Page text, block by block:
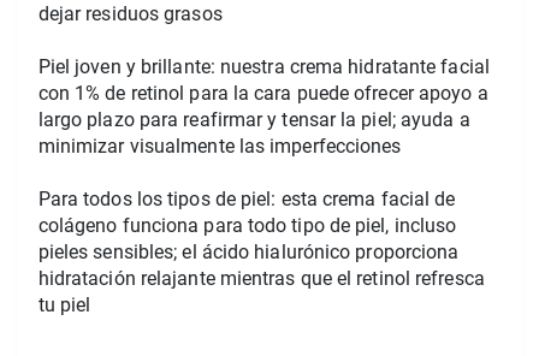
dejar residuos grasos
Piel joven y brillante: nuestra crema hidratante facial
con 1% de retinol para la cara puede ofrecer apoyo a
largo plazo para reafirmar y tensar la piel; ayuda a
minimizar visualmente las imperfecciones
Para todos los tipos de piel: esta crema facial de
colágeno funciona para todo tipo de piel, incluso
pieles sensibles; el ácido hialurónico proporciona
hidratación relajante mientras que el retinol refresca
tu piel